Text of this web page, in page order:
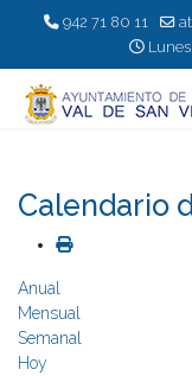
942 71 80 11
Calendario
Anual
Mensual
Semanal
Hoy